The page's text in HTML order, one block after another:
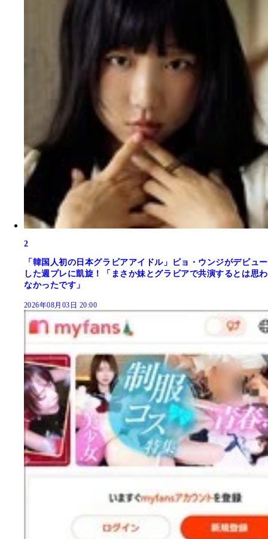
2
「韓国人初の日本グラビアアイドル」ピョ・ウンジがデビュー
した週プレに凱旋！「まさか妹とグラビアで共演するとは思わ
なかったです」
2026年08月03日 20:00